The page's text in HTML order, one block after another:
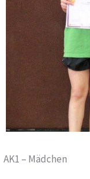
AK1 – Mädchen